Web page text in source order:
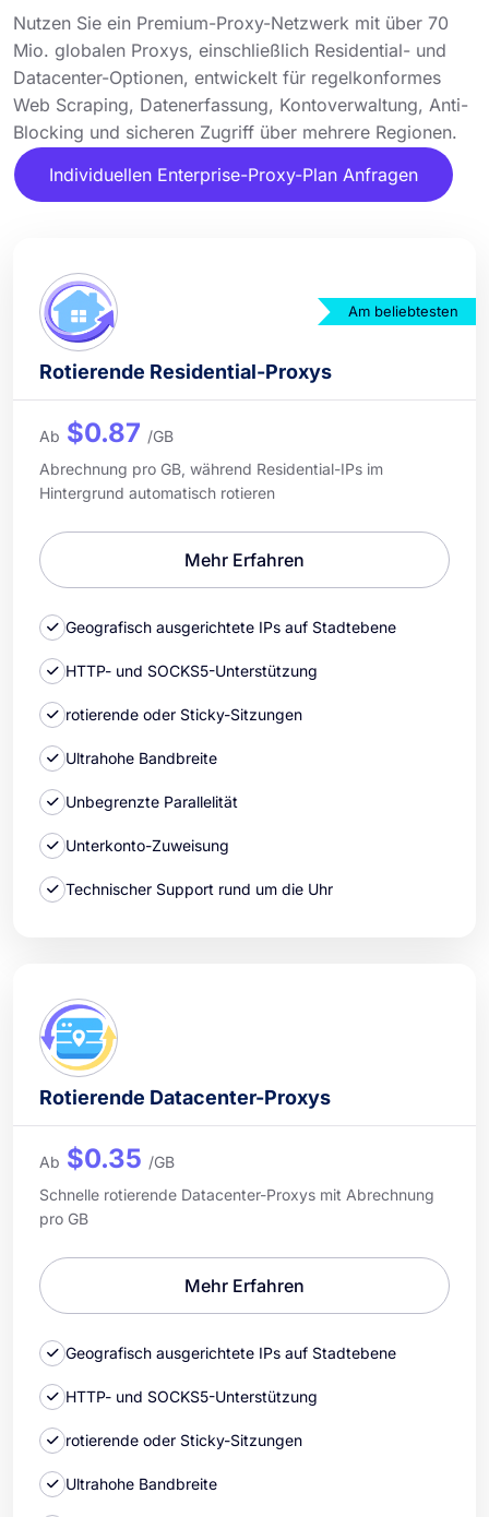
Nutzen Sie ein Premium-Proxy-Netzwerk mit über 70
Mio. globalen Proxys, einschließlich Residential- und
Datacenter-Optionen, entwickelt für regelkonformes
Web Scraping, Datenerfassung, Kontoverwaltung, Anti-
Blocking und sicheren Zugriff über mehrere Regionen.
Individuellen Enterprise-Proxy-Plan Anfragen
Am beliebtesten
Rotierende Residential-Proxys
Ab $0.87 /GB
Abrechnung pro GB, während Residential-IPs im
Hintergrund automatisch rotieren
Mehr Erfahren
Geografisch ausgerichtete IPs auf Stadtebene
HTTP- und SOCKS5-Unterstützung
rotierende oder Sticky-Sitzungen
Ultrahohe Bandbreite
Unbegrenzte Parallelität
Unterkonto-Zuweisung
Technischer Support rund um die Uhr
Rotierende Datacenter-Proxys
Ab $0.35 /GB
Schnelle rotierende Datacenter-Proxys mit Abrechnung
pro GB
Mehr Erfahren
Geografisch ausgerichtete IPs auf Stadtebene
HTTP- und SOCKS5-Unterstützung
rotierende oder Sticky-Sitzungen
Ultrahohe Bandbreite